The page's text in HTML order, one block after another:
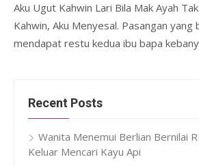
Aku Ugut Kahwin Lari Bila Mak Ayah
Kahwin, Aku Menyesal. Pasangan yang
mendapat restu kedua ibu bapa
Recent Posts
Wanita Menemui Berlian Bernilai
Keluar Mencari Kayu Api